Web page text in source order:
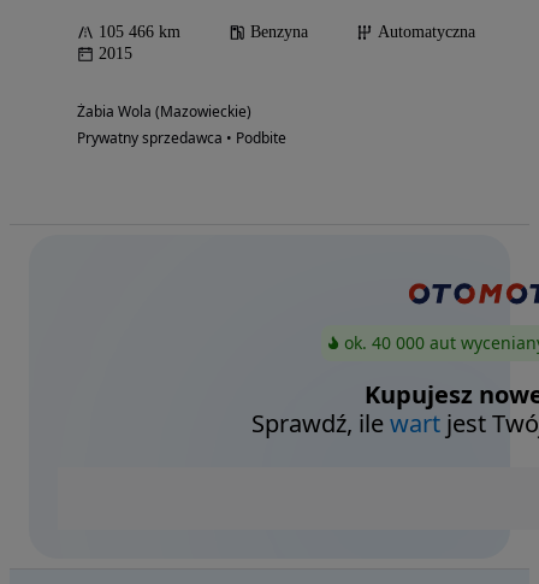
105 466 km Benzyna
Automatyczna
2015
Żabia Wola (Mazowieckie)
Prywatny sprzedawca • Podbite
ok. 40 000 aut
Kupujesz
Sprawdź, ilewart jest